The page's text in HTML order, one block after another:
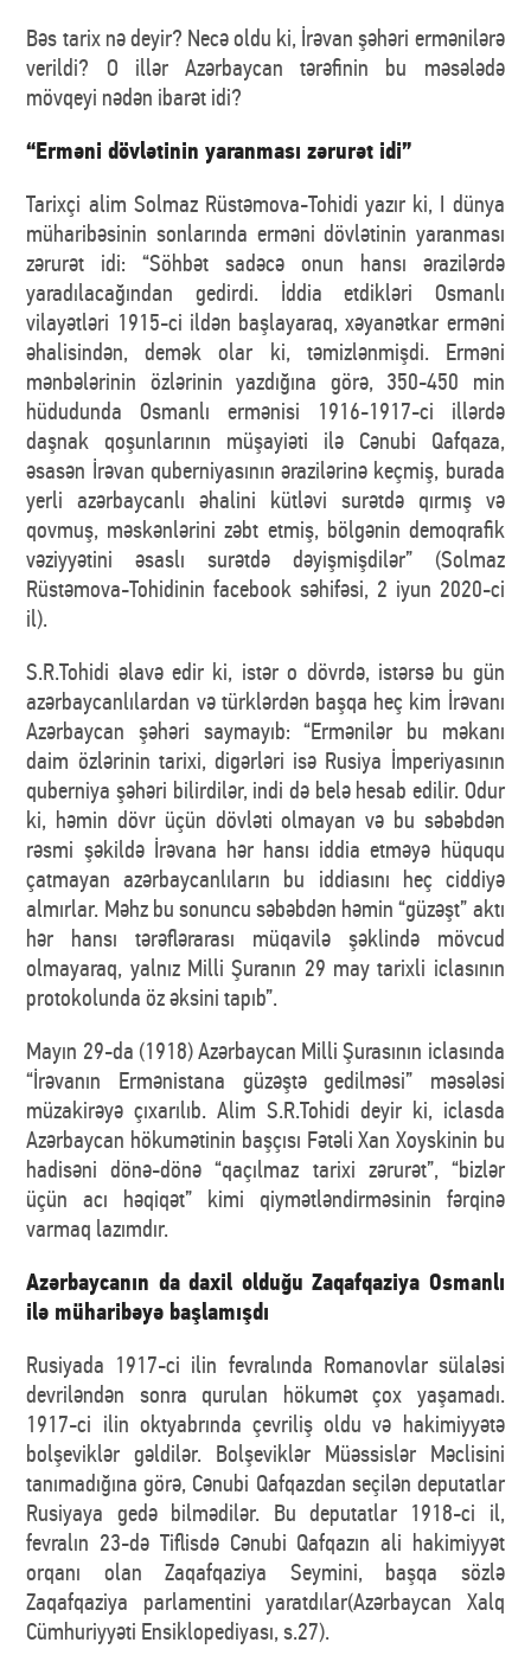
Bəs tarix nə deyir? Necə oldu ki, İrəvan şəhəri ermənilərə
verildi? O illər Azərbaycan tərəfinin bu məsələdə
mövqeyi nədən ibarət idi?
“Erməni dövlətinin yaranması zərurət idi”
Tarixçi alim Solmaz Rüstəmova-Tohidi yazır ki, I dünya
müharibəsinin sonlarında erməni dövlətinin yaranması
zərurət idi: “Söhbət sadəcə onun hansı ərazilərdə
yaradılacağından gedirdi. İddia etdikləri Osmanlı
vilayətləri 1915-ci ildən başlayaraq, xəyanətkar erməni
əhalisindən, demək olar ki, təmizlənmişdi. Erməni
mənbələrinin özlərinin yazdığına görə, 350-450 min
hüdudunda Osmanlı ermənisi 1916-1917-ci illərdə
daşnak qoşunlarının müşayiəti ilə Cənubi Qafqaza,
əsasən İrəvan quberniyasının ərazilərinə keçmiş, burada
yerli azərbaycanlı əhalini kütləvi surətdə qırmış və
qovmuş, məskənlərini zəbt etmiş, bölgənin demoqrafik
vəziyyətini əsaslı surətdə dəyişmişdilər” (Solmaz
Rüstəmova-Tohidinin facebook səhifəsi, 2 iyun 2020-ci
il).
S.R.Tohidi əlavə edir ki, istər o dövrdə, istərsə bu gün
azərbaycanlılardan və türklərdən başqa heç kim İrəvanı
Azərbaycan şəhəri saymayıb: “Ermənilər bu məkanı
daim özlərinin tarixi, digərləri isə Rusiya İmperiyasının
quberniya şəhəri bilirdilər, indi də belə hesab edilir. Odur
ki, həmin dövr üçün dövləti olmayan və bu səbəbdən
rəsmi şəkildə İrəvana hər hansı iddia etməyə hüququ
çatmayan azərbaycanlıların bu iddiasını heç ciddiyə
almırlar. Məhz bu sonuncu səbəbdən həmin “güzəşt” aktı
hər hansı tərəflərarası müqavilə şəklində mövcud
olmayaraq, yalnız Milli Şuranın 29 may tarixli iclasının
protokolunda öz əksini tapıb”.
Mayın 29-da (1918) Azərbaycan Milli Şurasının iclasında
“İrəvanın Ermənistana güzəştə gedilməsi” məsələsi
müzakirəyə çıxarılıb. Alim S.R.Tohidi deyir ki, iclasda
Azərbaycan hökumətinin başçısı Fətəli Xan Xoyskinin bu
hadisəni dönə-dönə “qaçılmaz tarixi zərurət”, “bizlər
üçün acı həqiqət” kimi qiymətləndirməsinin fərqinə
varmaq lazımdır.
Azərbaycanın da daxil olduğu Zaqafqaziya Osmanlı
ilə müharibəyə başlamışdı
Rusiyada 1917-ci ilin fevralında Romanovlar sülaləsi
devriləndən sonra qurulan hökumət çox yaşamadı.
1917-ci ilin oktyabrında çevriliş oldu və hakimiyyətə
bolşeviklər gəldilər. Bolşeviklər Müəssislər Məclisini
tanımadığına görə, Cənubi Qafqazdan seçilən deputatlar
Rusiyaya gedə bilmədilər. Bu deputatlar 1918-ci il,
fevralın 23-də Tiflisdə Cənubi Qafqazın ali hakimiyyət
orqanı olan Zaqafqaziya Seymini, başqa sözlə
Zaqafqaziya parlamentini yaratdılar(Azərbaycan Xalq
Cümhuriyyəti Ensiklopediyası, s.27).